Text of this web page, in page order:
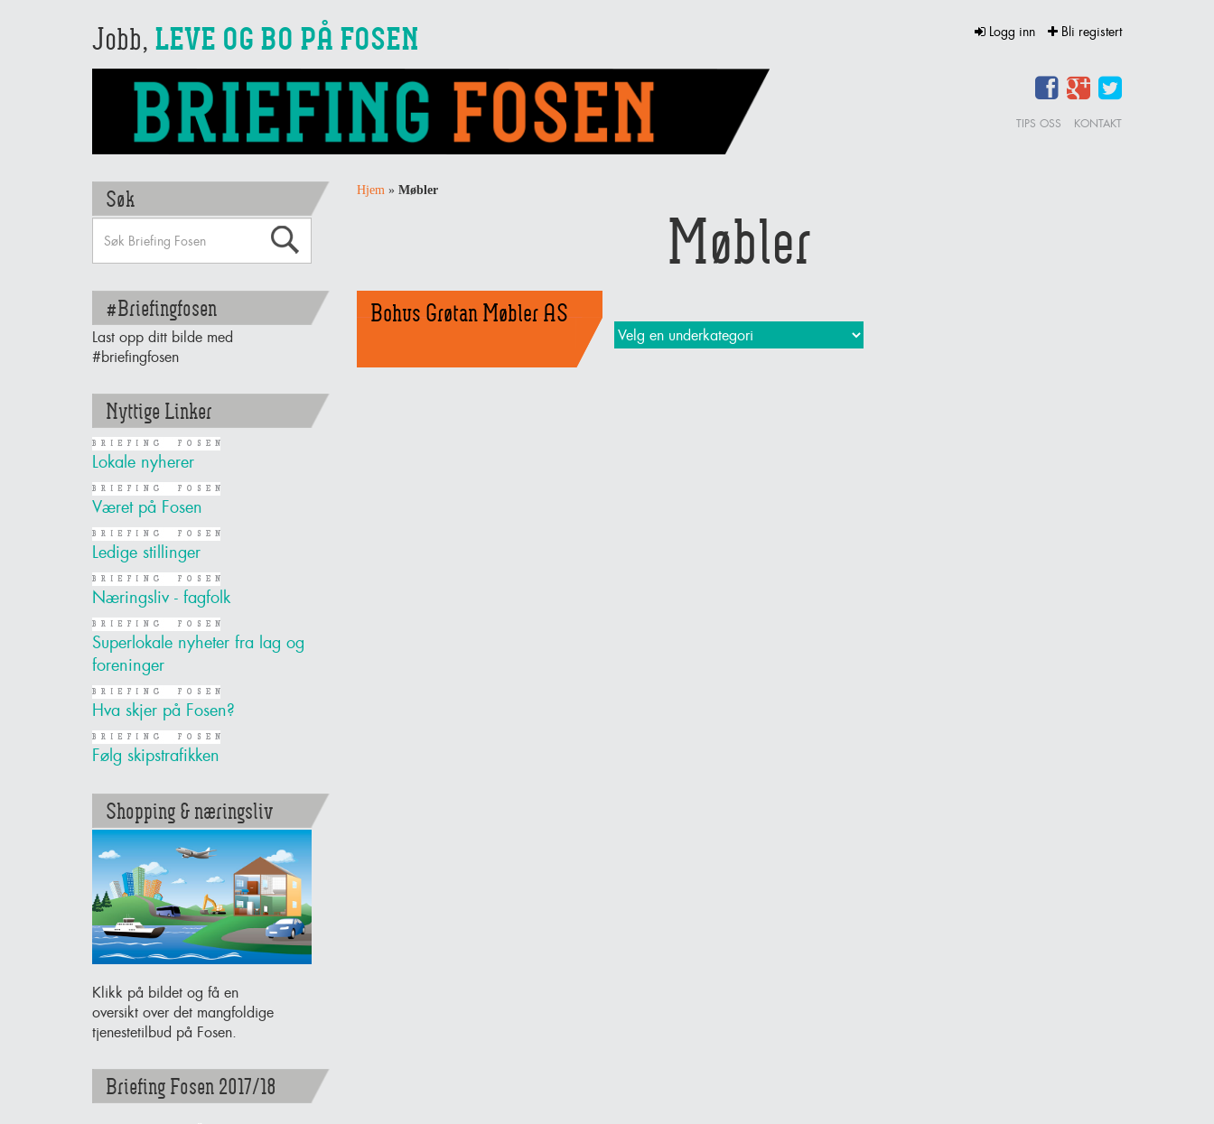
Jobb, LEVE OG BO PÅ FOSEN Logg inn Bli registert
TIPS OSS KONTAKT
Søk
#Briefingfosen
Last opp ditt bilde med
#briefingfosen
Nyttige Linker
Lokale nyherer
Været på Fosen
Ledige stillinger
Næringsliv - fagfolk
Superlokale nyheter fra lag og
foreninger
Hva skjer på Fosen?
Følg skipstrafikken
Shopping & næringsliv
Klikk på bildet og få en
oversikt over det mangfoldige
tjenestetilbud på Fosen.
Briefing Fosen 2017/18
Hjem» Møbler
Møbler
Bohus Grøtan Møbler AS